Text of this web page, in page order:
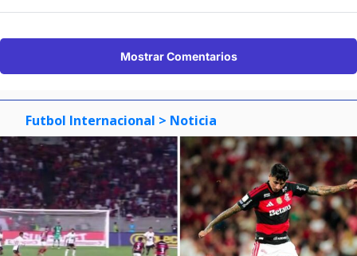
Un disparo inatajable: Erick Pulgar
anotó enorme golazo para
Flamengo por el Brasileirao
Javier Zamorano
Periodista de Deportes en BioBioChile
Domingo 09 Agosto, 2026 | 20:00
Seguimos criterios de
Ética y transparencia de BBCL